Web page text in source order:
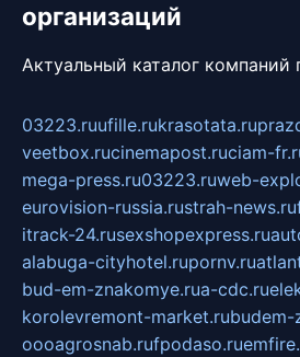
организаций
Актуальный каталог компаний
03223.ruufille.rukrasotata.ru
veetbox.rucinemapost.ruciam-
mega-press.ru03223.ruweb-
eurovision-russia.rustrah-news.ru
itrack-24.rusexshopexpress.ru
alabuga-cityhotel.rupornv.ru
bud-em-znakomye.rua-cdc.ru
korolevremont-market.rubudem-
oooagrosnab.rufpodaso.ru